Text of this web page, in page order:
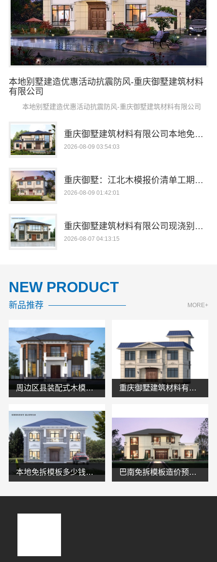
本地别墅建造优惠活动抗震防风-重庆御墅建筑材料
有限公司
本地别墅建造优惠活动抗震防风-重庆御墅建筑材料有限公司
重庆御墅建筑材料有限公司本地免拆模板环保材料多少钱一平
2026-08-09 03:54:03
重庆御墅：江北木模报价清单工期短，快速交付更省心
2026-08-09 01:42:01
重庆御墅建筑材料有限公司现浇别墅优惠活动
2026-08-07 04:13:15
NEW PRODUCT
新品推荐 MORE+
周边区县装配式木模售后保障，重庆御墅建筑材料有限公司详解 重庆御墅建筑材料有限公司定制化建房工期短
本地免拆模板多少钱一平环保材料重庆御墅建筑材料有限公司 巴南免拆模板造价预算，重庆御墅建筑材料有限公司